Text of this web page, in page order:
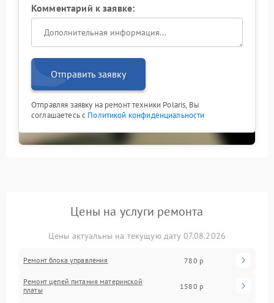
Комментарий к заявке:
Отправить заявку
Отправляя заявку на ремонт техники Polaris, Вы
соглашаетесь с Политикой конфиденциальности
Цены на услуги ремонта
Цены актуальны на текущую дату 07.08.2026
Ремонт блока управления 780 р
Ремонт цепей питания материнской
платы
1580 р